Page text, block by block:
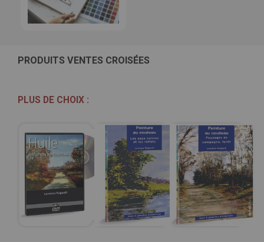
PRODUITS VENTES CROISÉES
PLUS DE CHOIX :